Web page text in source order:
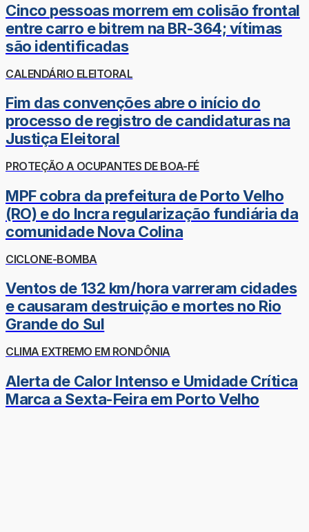
Cinco pessoas morrem em colisão frontal
entre carro e bitrem na BR-364; vítimas
são identificadas
CALENDÁRIO ELEITORAL
Fim das convenções abre o início do
processo de registro de candidaturas na
Justiça Eleitoral
PROTEÇÃO A OCUPANTES DE BOA-FÉ
MPF cobra da prefeitura de Porto Velho
(RO) e do Incra regularização fundiária da
comunidade Nova Colina
CICLONE-BOMBA
Ventos de 132 km/hora varreram cidades
e causaram destruição e mortes no Rio
Grande do Sul
CLIMA EXTREMO EM RONDÔNIA
Alerta de Calor Intenso e Umidade Crítica
Marca a Sexta-Feira em Porto Velho